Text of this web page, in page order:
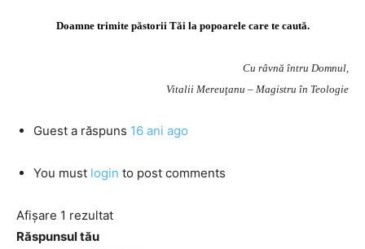
Doamne trimite păstorii Tăi la popoarele care te caută.
Cu râvnă întru Domnul,
Vitalii Mereuţanu – Magistru în Teologie
Guest a răspuns 16 ani ago
You must login to post comments
Afișare 1 rezultat
Răspunsul tău